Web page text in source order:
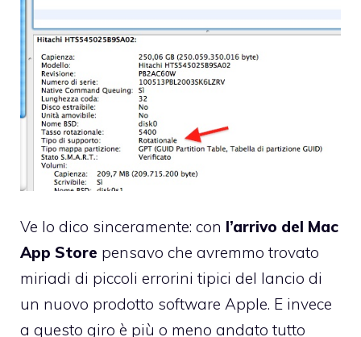
Ve lo dico sinceramente: con l’arrivo del Mac
App Store pensavo che avremmo trovato
miriadi di piccoli errorini tipici del lancio di
un nuovo prodotto software Apple. E invece
a questo giro è più o meno andato tutto